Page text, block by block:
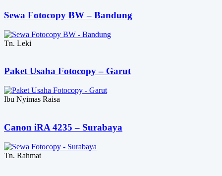
Sewa Fotocopy BW – Bandung
Tn. Leki
Paket Usaha Fotocopy – Garut
Ibu Nyimas Raisa
Canon iRA 4235 – Surabaya
Tn. Rahmat